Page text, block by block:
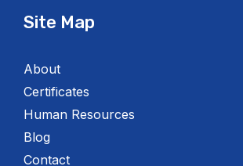
Site Map
About
Certificates
Human Resources
Blog
Contact